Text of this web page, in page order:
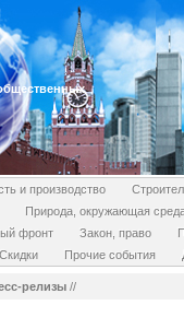
и производство
Природа, окружающая
фронт Закон, право
Скидки Прочие события
релизы //